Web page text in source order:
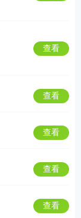
查看
查看
查看
查看
查看